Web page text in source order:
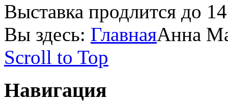
Выставка продлится до
Вы здесь: ГлавнаяАнна
Scroll to Top
Навигация